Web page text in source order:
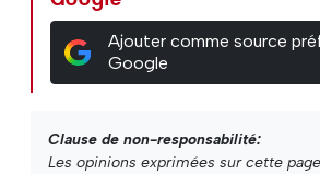
Ajouter comme source
Google
Clause de non-responsabilité:
Les opinions exprimées sur cette